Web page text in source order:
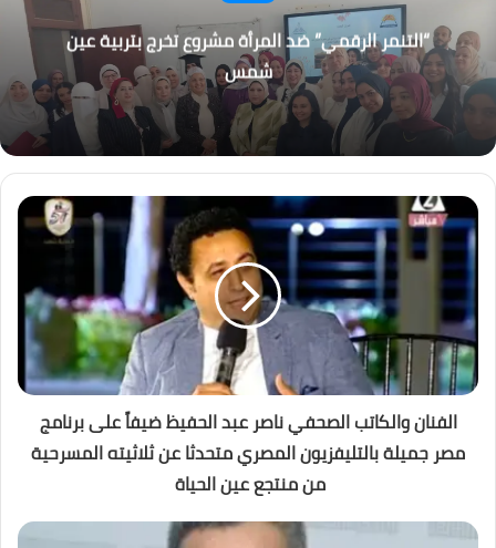
“التنمر الرقمي” ضد المرأة مشروع تخرج بتربية عين
شمس
الفنان والكاتب الصحفي ناصر عبد الحفيظ ضيفاً على برنامج
مصر جميلة بالتليفزيون المصري متحدثا عن ثلاثيته المسرحية
من منتجع عين الحياة